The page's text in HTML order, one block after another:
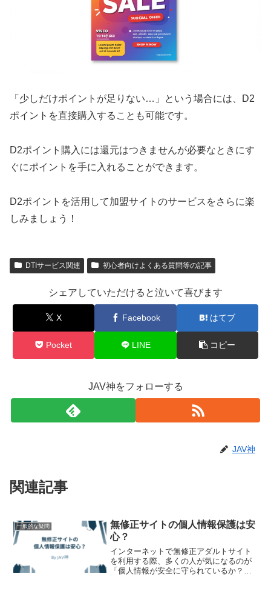
「少しだけポイントが足りない…」という場合には、D2
ポイントを直接購入することも可能です。
D2ポイント購入には還元はつきませんが必要なときにす
ぐにポイントを手に入れることができます。
D2ポイントを活用して加盟サイトのサービスをさらに楽
しみましょう！
DTIサービス関連 初心者向けよくある質問等の記事
シェアしていただけると泣いて喜びます
X Facebook はてブ
Pocket LINE コピー
JAV神をフォローする
JAV神
関連記事
一般的な疑問
無修正サイトの個人情報保護は安
心？
インターネットで無修正アダルトサイト
を利用する際、多くの人が気になるのが
「個人情報が安全に守られているか？」